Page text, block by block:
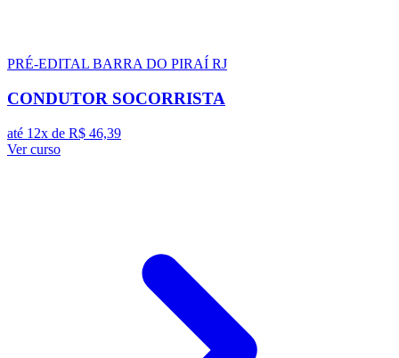
PRÉ-EDITAL BARRA DO PIRAÍ RJ
CONDUTOR SOCORRISTA
até 12x de R$ 46,39
Ver curso